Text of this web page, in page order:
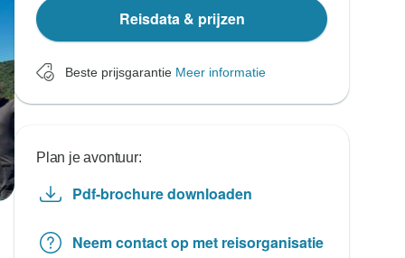
Reisdata & prijzen
Beste prijsgarantie Meer informatie
Plan je avontuur:
Pdf-brochure downloaden
Neem contact op met reisorganisatie